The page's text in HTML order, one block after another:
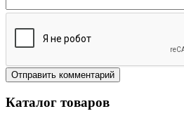
Каталог товаров